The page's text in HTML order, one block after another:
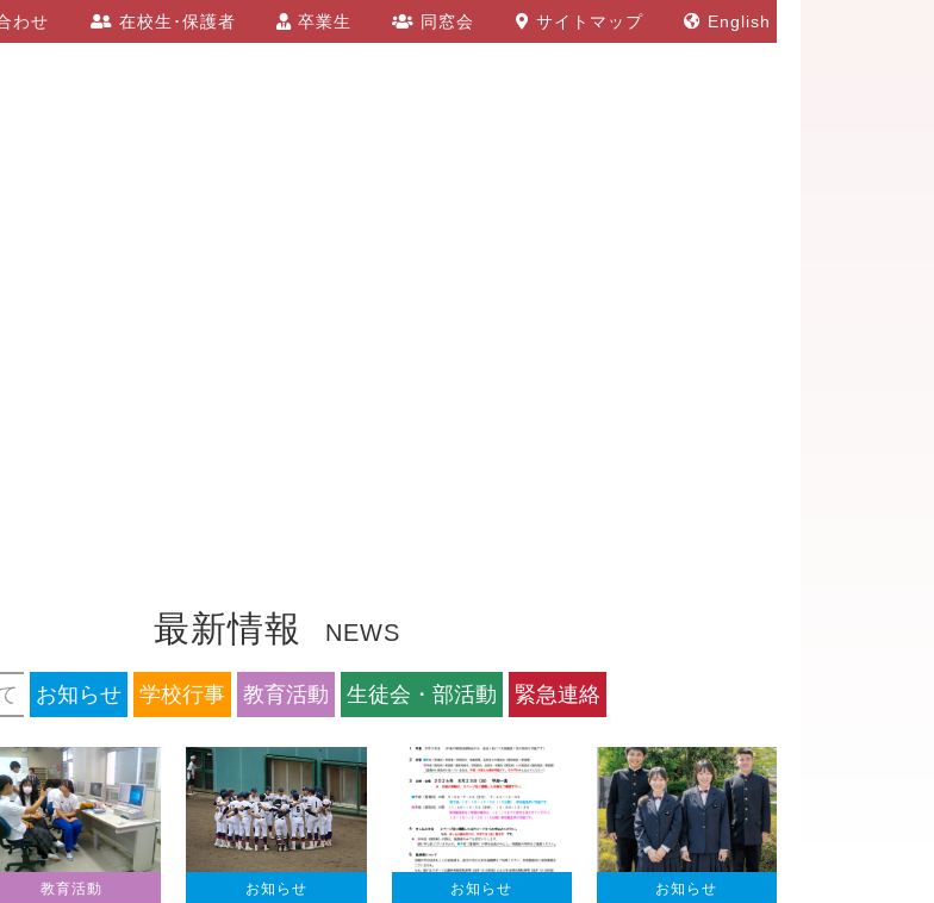
わせ 在校生･保護者 卒業生 同窓会 サイトマップ English
最新情報 NEWS
お知らせ 学校行事 教育活動 生徒会・部活動 緊急連絡
教育活動 お知らせ お知らせ お知らせ